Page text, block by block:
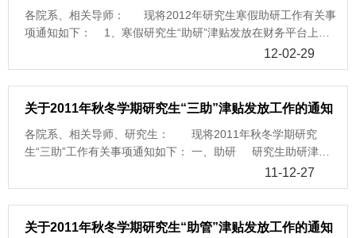
表格，签字、盖章交所在校区财务报销大厅处理； 3、本次助
研财务处理时间2012年6月1日-30日。需要学校配套经费的，导
师务必于6月15日前完成。 4、注意事项 （1）助研津贴发
放，导师要根据研究生实际工作量来核定，不能把研究生的助研
津贴挪作他用。助研津贴单人发放额超过8000元的，导师应书面
说明理由，一式两份，经院系盖章同意，报研究生院备案后，交
提醒财务操作人员，酬金类型须为“研究生助研津贴”，否则会产
生酬金性质不对，影响发放。 （3）助研配套的学生类别为：
少民计划非在职研究生，七年制医学生，法律硕士（非法学）。
导师发放完成后，研究生院管理处依据财务处的数据和学籍情
发放。 （4）学校每年四次的助研发放时间为：1月份（秋冬学
各院系、相关导师： 现将2012年研究生寒假助研工作有关事
项通知如下： 1、寒假研究生“助研”津贴发放在财务平台上操
http://cwcx.zju.edu.cn/wingsoft/index.jsp； 2、操作方式同酬
金发放，摘要为：12寒假硕助研津贴或12寒假博助研津贴，硕博
须分开录入，完成助研津贴录入后，导出表格，签字，盖章（院
办理时间2012年3月1日-3月31日； 4、注意事项 （1）请提
醒柜台操作人员，酬金类型务必为“研究生助研津贴”，寒假助研
学校无配套； （2）学校每年四次的助研发放时间为：1月份
（秋冬学期助研），3月份（寒假助研），6月份（春夏学期助
研），9月份（暑期助研）； （3）助研津贴发放，导师要根据
研究生实际工作量来核定，不能把研究生的助研津贴挪作他用。
12-02-29
关于2011年秋冬学期研究生“三助”津贴发放工作的通知
各院系、相关导师、研究生： 现将2011年秋冬学期研究
生“三助”工作有关事项通知如下： 一、助研 研究生助研津贴
发放在财务平台上操作，操作方式如下： 1、请导师登陆浙江
大学高级财务管理平台：
http://cwcx.zju.edu.cn/WFManager/login.jsp。 2、助研操作
方式同酬金发放，摘要务必填写为：11秋冬学期硕助研津贴或11
11-12-27
关于2011年秋冬学期研究生“助管”津贴发放工作的通知